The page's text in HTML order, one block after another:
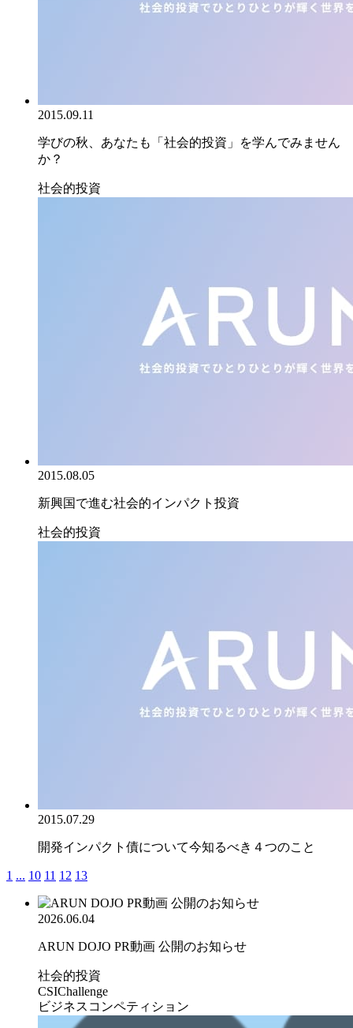
2015.09.11
学びの秋、あなたも「社会的投資」を学んでみません
か？
社会的投資
2015.08.05
新興国で進む社会的インパクト投資
社会的投資
2015.07.29
開発インパクト債について今知るべき４つのこと
1 ... 10 11 12 13
2026.06.04
ARUN DOJO PR動画 公開のお知らせ
社会的投資
CSIChallenge
ビジネスコンペティション